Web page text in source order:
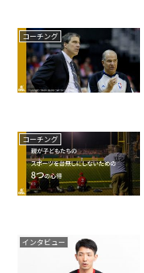
コーチング
コーチング
インタビュー